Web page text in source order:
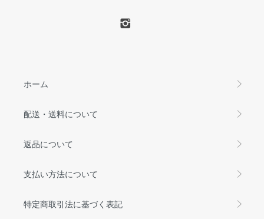
ホーム
配送・送料について
返品について
支払い方法について
特定商取引法に基づく表記